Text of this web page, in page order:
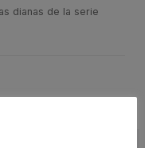
dianas de la serie